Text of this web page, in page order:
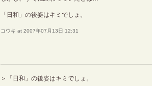
「日和」の後姿はキミでしょ。
コウキ at 2007年07月13日 12:31
＞「日和」の後姿はキミでしょ。